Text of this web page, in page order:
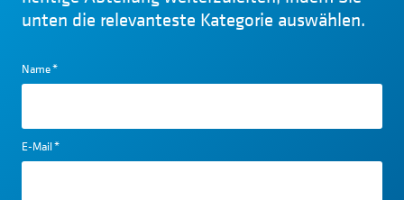
unten die relevanteste Kategorie auswählen.
Name*
E-Mail*